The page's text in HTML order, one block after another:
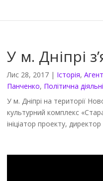
У м. Дніпрі
Лис 28, 2017 | Історія,
Панченко, Політична
У м. Дніпрі на території
культурний комплекс
ініціатор проекту,